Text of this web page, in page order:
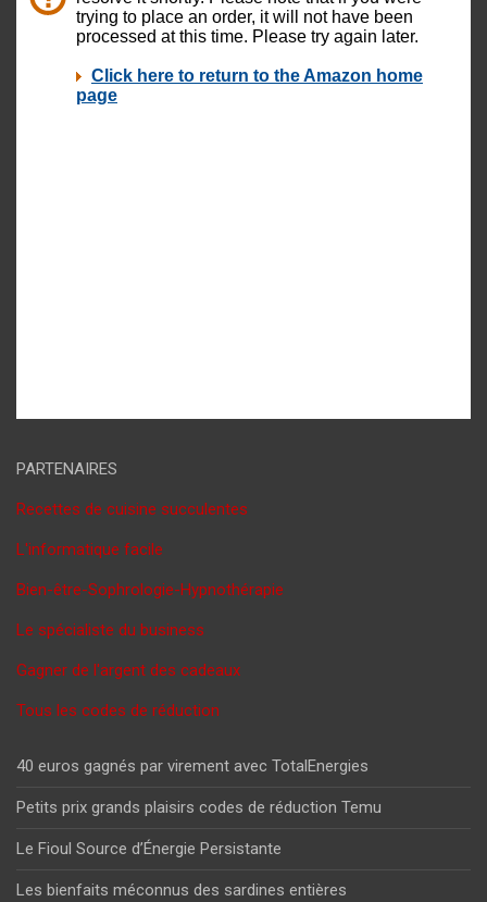
PARTENAIRES
Recettes de cuisine succulentes
L'informatique facile
Bien-être-Sophrologie-Hypnothérapie
Le spécialiste du business
Gagner de l'argent des cadeaux
Tous les codes de réduction
40 euros gagnés par virement avec TotalEnergies
Petits prix grands plaisirs codes de réduction Temu
Le Fioul Source d’Énergie Persistante
Les bienfaits méconnus des sardines entières